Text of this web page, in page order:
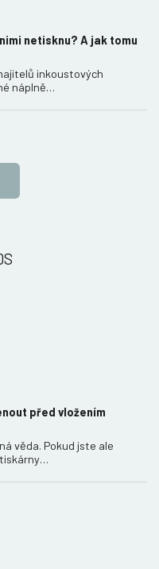
netisknu? A jak tomu
inkoustových
náplně…
před vložením
věda. Pokud jste ale